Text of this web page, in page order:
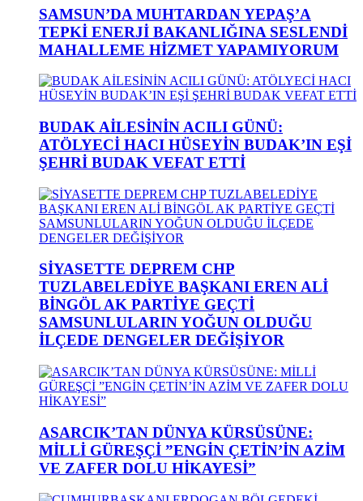
SAMSUN’DA MUHTARDAN YEPAŞ’A
TEPKİ ENERJİ BAKANLIĞINA SESLENDİ
MAHALLEME HİZMET YAPAMIYORUM
BUDAK AİLESİNİN ACILI GÜNÜ:
ATÖLYECİ HACI HÜSEYİN BUDAK’IN EŞİ
ŞEHRİ BUDAK VEFAT ETTİ
SİYASETTE DEPREM CHP
TUZLABELEDİYE BAŞKANI EREN ALİ
BİNGÖL AK PARTİYE GEÇTİ
SAMSUNLULARIN YOĞUN OLDUĞU
İLÇEDE DENGELER DEĞİŞİYOR
ASARCIK’TAN DÜNYA KÜRSÜSÜNE:
MİLLİ GÜREŞÇİ ”ENGİN ÇETİN’İN AZİM
VE ZAFER DOLU HİKAYESİ”